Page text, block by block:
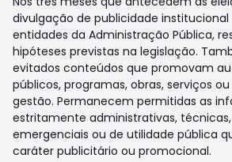
divulgação de publicidade institucional
entidades da Administração Pública,
hipóteses previstas na legislação.
evitados conteúdos que promovam
públicos, programas, obras, serviços
gestão. Permanecem permitidas as
estritamente administrativas, técnicas,
emergenciais ou de utilidade pública
caráter publicitário ou promocional.